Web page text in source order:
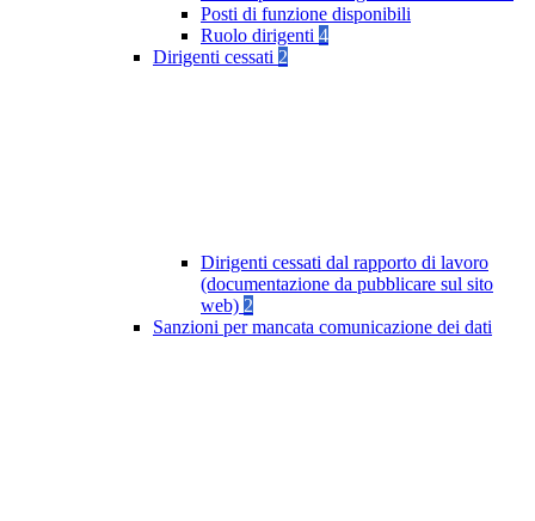
Posti di funzione disponibili
Ruolo dirigenti 4
Dirigenti cessati 2
Dirigenti cessati dal rapporto di lavoro
(documentazione da pubblicare sul sito
web) 2
Sanzioni per mancata comunicazione dei dati